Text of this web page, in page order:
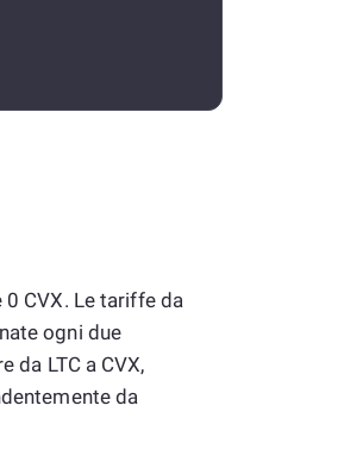
0 CVX. Le tariffe da
ogni due
da LTC a CVX,
da